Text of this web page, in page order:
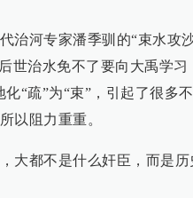
治河专家潘季驯的“束水攻
世治水免不了要向大禹学
“疏”为“束”，引起了很多
以阻力重重。
大都不是什么奸臣，而是